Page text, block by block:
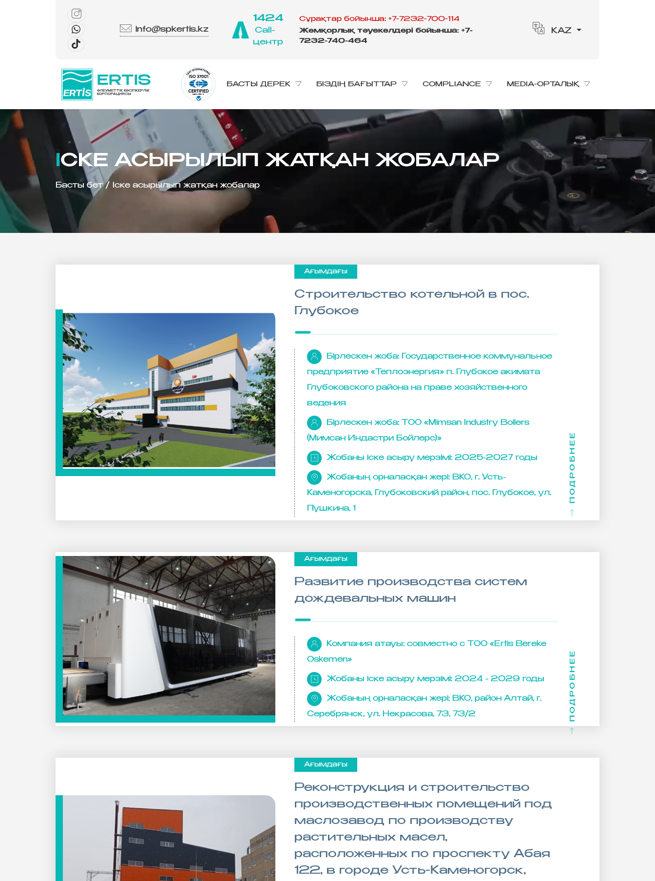
info@spkertis.kz
1424
Call-
центр
Сұрақтар бойынша: +7-7232-700-114
Жемқорлық тәуекелдері бойынша: +7-
7232-740-464
KAZ
ERTIS
ӘЛЕУМЕТТІК КӘСІПКЕРЛІК
КОРПОРАЦИЯСЫ
БАСТЫ ДЕРЕК БІЗДІҢ БАҒЫТТАР COMPLIANCE MEDIA-ОРТАЛЫҚ
ІСКЕ АСЫРЫЛЫП ЖАТҚАН ЖОБАЛАР
Басты бет/ Іске асырылып жатқан жобалар
Ағымдағы
Строительство котельной в пос.
Глубокое
Бірлескен жоба: Государственное коммунальное
предприятие «Теплоэнергия» п. Глубокое акимата
Глубоковского района на праве хозяйственного
ведения
Бірлескен жоба: ТОО «Mimsan Industry Boilers
(Мимсан Индастри Бойлерс)»
Жобаны іске асыру мерзімі: 2025-2027 годы
Жобаның орналасқан жері: ВКО, г. Усть-
Каменогорска, Глубоковский район, пос. Глубокое, ул.
Пушкина, 1
ПОДРОБНЕЕ
Ағымдағы
Развитие производства систем
дождевальных машин
Компания атауы: совместно c ТОО «Ertis Bereke
Oskemen»
Жобаны іске асыру мерзімі: 2024 - 2029 годы
Жобаның орналасқан жері: ВКО, район Алтай, г.
Серебрянск, ул. Некрасова, 73, 73/2 ПОДРОБНЕЕ
Ағымдағы
Реконструкция и строительство
производственных помещений под
маслозавод по производству
растительных масел,
расположенных по проспекту Абая
122, в городе Усть-Каменогорск,